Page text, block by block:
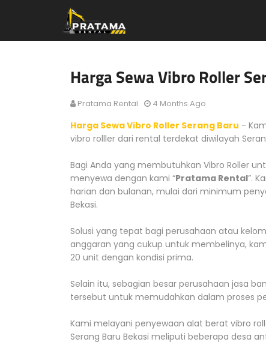
Harga Sewa Vibro Roller
Pratama Rental 4 Months Ago
Harga Sewa Vibro Roller Serang Baru -
vibro rolller dari rental terdekat diwilayah
Bagi Anda yang membutuhkan Vibro Roller
menyewa dengan kami “Pratama Rental”.
harian dan bulanan, mulai dari minimum
Bekasi.
Solusi yang tepat bagi perusahaan atau
anggaran yang cukup untuk membelinya,
20 unit dengan kondisi prima.
Selain itu, sebagian besar perusahaan jasa
tersebut untuk memudahkan dalam proses
Kami melayani penyewaan alat berat vibro
Serang Baru Bekasi meliputi beberapa desa